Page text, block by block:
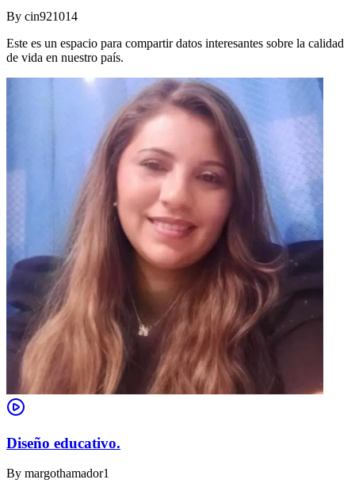
By cin921014
Este es un espacio para compartir datos interesantes sobre la calidad
de vida en nuestro país.
Diseño educativo.
By margothamador1